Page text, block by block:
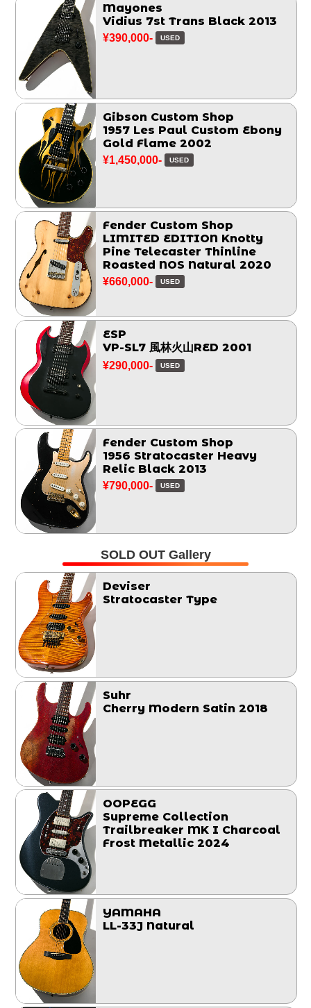
Mayones
Vidius 7st Trans Black 2013
¥390,000- USED
Gibson Custom Shop
1957 Les Paul Custom Ebony
Gold Flame 2002
¥1,450,000- USED
Fender Custom Shop
LIMITED EDITION Knotty
Pine Telecaster Thinline
Roasted NOS Natural 2020
¥660,000- USED
ESP
VP-SL7 風林火山RED 2001
¥290,000- USED
Fender Custom Shop
1956 Stratocaster Heavy
Relic Black 2013
¥790,000- USED
SOLD OUT Gallery
Deviser
Stratocaster Type
Suhr
Cherry Modern Satin 2018
OOPEGG
Supreme Collection
Trailbreaker MK I Charcoal
Frost Metallic 2024
YAMAHA
LL-33J Natural